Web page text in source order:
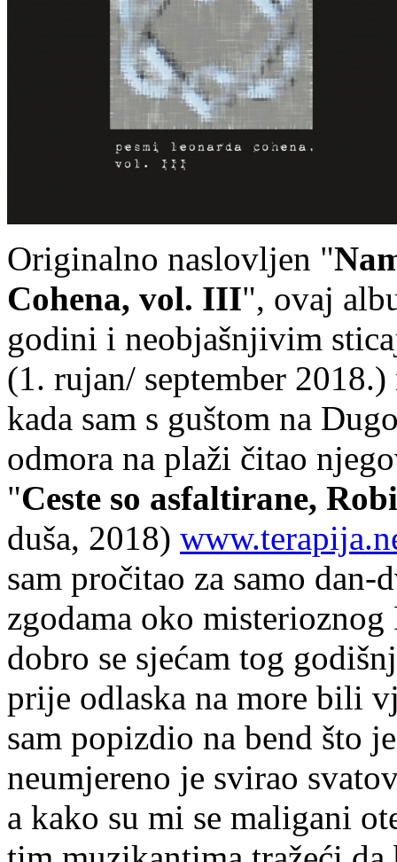
Originalno naslovljen "
Cohena, vol. III", ovaj
godini i neobjašnjivim
(1. rujan/ september
kada sam s guštom na
odmora na plaži čitao
"Ceste so asfaltirane,
duša, 2018)
sam pročitao za samo
zgodama oko
dobro se sjećam tog
prije odlaska na more bili
sam popizdio na bend što
neumjereno je svirao
a kako su mi se maligani